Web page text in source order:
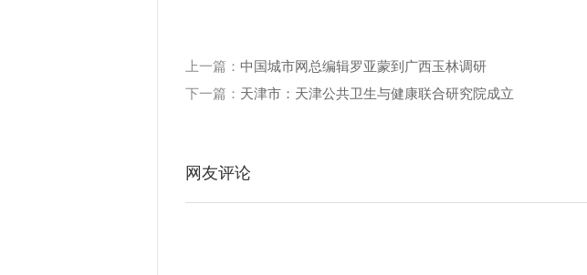
上一篇： 中国城市网总编辑罗亚蒙到广西玉林调研
下一篇： 天津市：天津公共卫生与健康联合研究院成立
网友评论